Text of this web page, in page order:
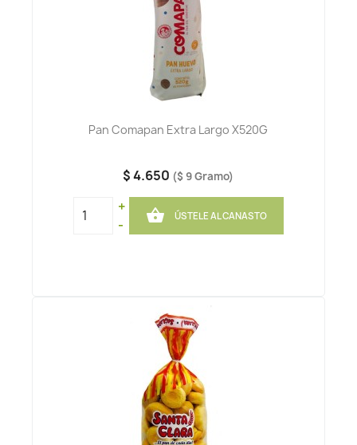
Pan Comapan Extra Largo X520G
$ 4.650 ($ 9 Gramo)
+
-
 ÚSTELE AL CANASTO